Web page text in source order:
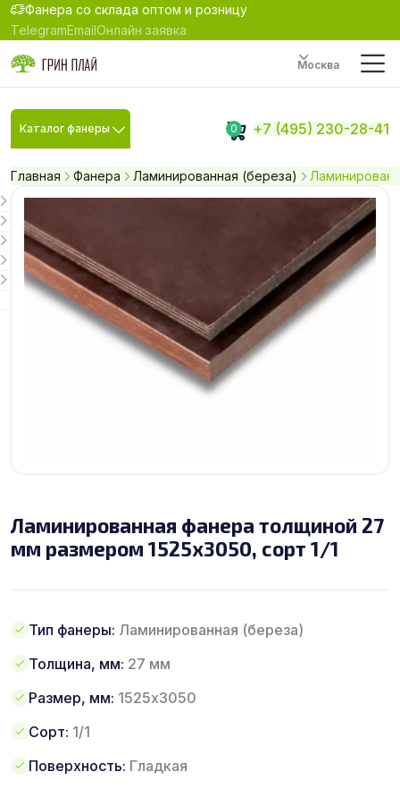
Фанера со склада оптом и розницу
TelegramEmailОнлайн заявка
Москва
Каталог фанеры 0 +7 (495) 230-28-41
Главная Фанера Ламинированная (береза)
Ламинированная фанера толщиной 27
мм размером 1525х3050, сорт 1/1
Тип фанеры: Ламинированная (береза)
Толщина, мм: 27 мм
Размер, мм: 1525х3050
Сорт: 1/1
Поверхность: Гладкая